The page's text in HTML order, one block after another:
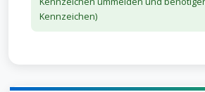
Kennzeichen)